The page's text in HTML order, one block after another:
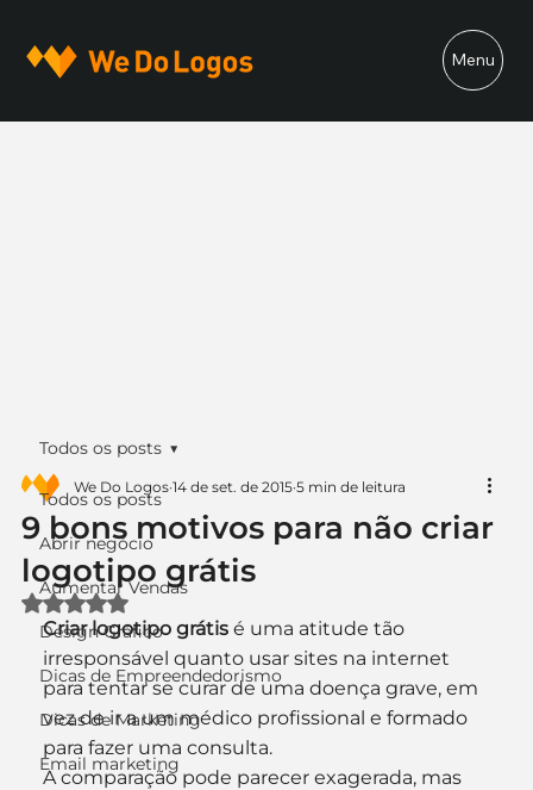
Menu
Todos os posts
Abrir negócio
Aumentar Vendas
Design Gráfico
Dicas de Empreendedorismo
Dicas de Marketing
Email marketing
Todos os posts
9 bons motivos para não criar
logotipo grátis
We Do Logos 14 de set. de 2015 5 min de leitura
Avaliado com NaN de 5 estrelas.
Criar logotipo grátis é uma atitude tão
irresponsável quanto usar sites na internet
para tentar se curar de uma doença grave, em
vez de ir a um médico profissional e formado
para fazer uma consulta.
A comparação pode parecer exagerada, mas